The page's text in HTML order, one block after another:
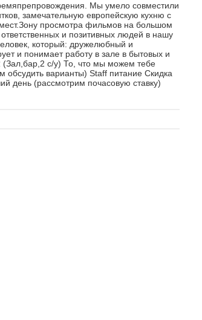
Мы умело совместили
замечательную европейскую кухню с
просмотра фильмов на большом
и позитивных людей в нашу
который: дружелюбный и
и понимает работу в зале в бытовых и
с/у) То, что мы можем тебе
варианты) Staff питание Скидка
день (рассмотрим почасовую ставку)